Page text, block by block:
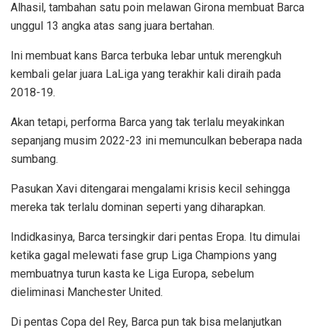
Alhasil, tambahan satu poin melawan Girona membuat Barca
unggul 13 angka atas sang juara bertahan.
Ini membuat kans Barca terbuka lebar untuk merengkuh
kembali gelar juara LaLiga yang terakhir kali diraih pada
2018-19.
Akan tetapi, performa Barca yang tak terlalu meyakinkan
sepanjang musim 2022-23 ini memunculkan beberapa nada
sumbang.
Pasukan Xavi ditengarai mengalami krisis kecil sehingga
mereka tak terlalu dominan seperti yang diharapkan.
Indidkasinya, Barca tersingkir dari pentas Eropa. Itu dimulai
ketika gagal melewati fase grup Liga Champions yang
membuatnya turun kasta ke Liga Europa, sebelum
dieliminasi Manchester United.
Di pentas Copa del Rey, Barca pun tak bisa melanjutkan